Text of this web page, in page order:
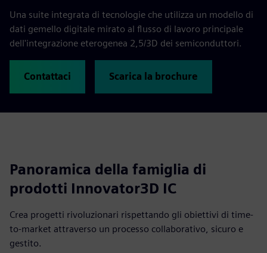
Una suite integrata di tecnologie che utilizza un modello di
dati gemello digitale mirato al flusso di lavoro principale
dell'integrazione eterogenea 2,5/3D dei semiconduttori.
Contattaci Scarica la brochure
Panoramica della famiglia di
prodotti Innovator3D IC
Crea progetti rivoluzionari rispettando gli obiettivi di time-
to-market attraverso un processo collaborativo, sicuro e
gestito.